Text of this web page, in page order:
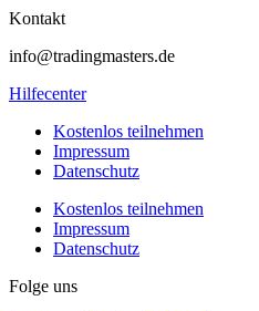
Kontakt
info@tradingmasters.de
Hilfecenter
Kostenlos teilnehmen
Impressum
Datenschutz
Kostenlos teilnehmen
Impressum
Datenschutz
Folge uns